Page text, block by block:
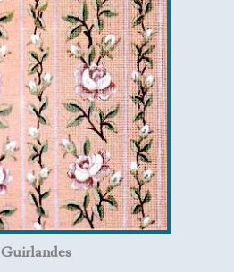
Guirlandes